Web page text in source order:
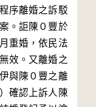
序離婚之訴駁
。詎陳０豐於
重婚，依民法
效。又離婚之
與陳０豐之離
確認上訴人陳